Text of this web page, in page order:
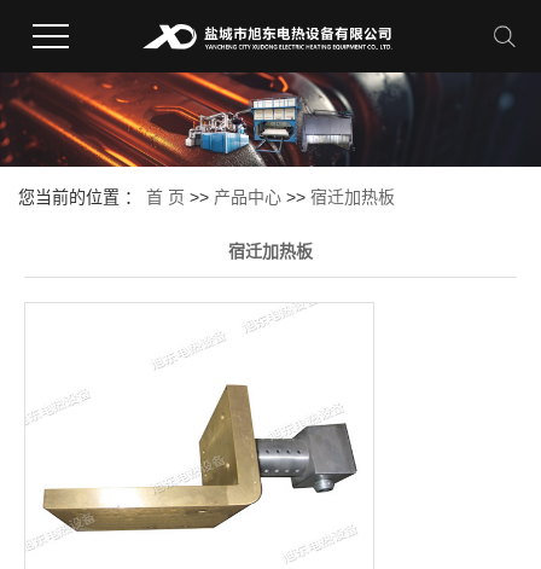
您当前的位置 ： 首 页 >> 产品中心 >> 宿迁加热板
宿迁加热板